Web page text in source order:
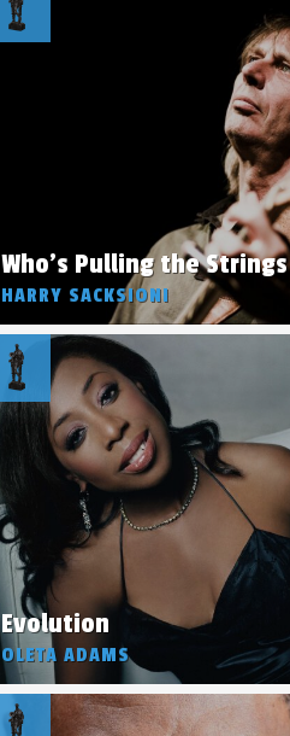
Who's Pulling the Strings
HARRY SACKSIONI
Evolution
OLETA ADAMS